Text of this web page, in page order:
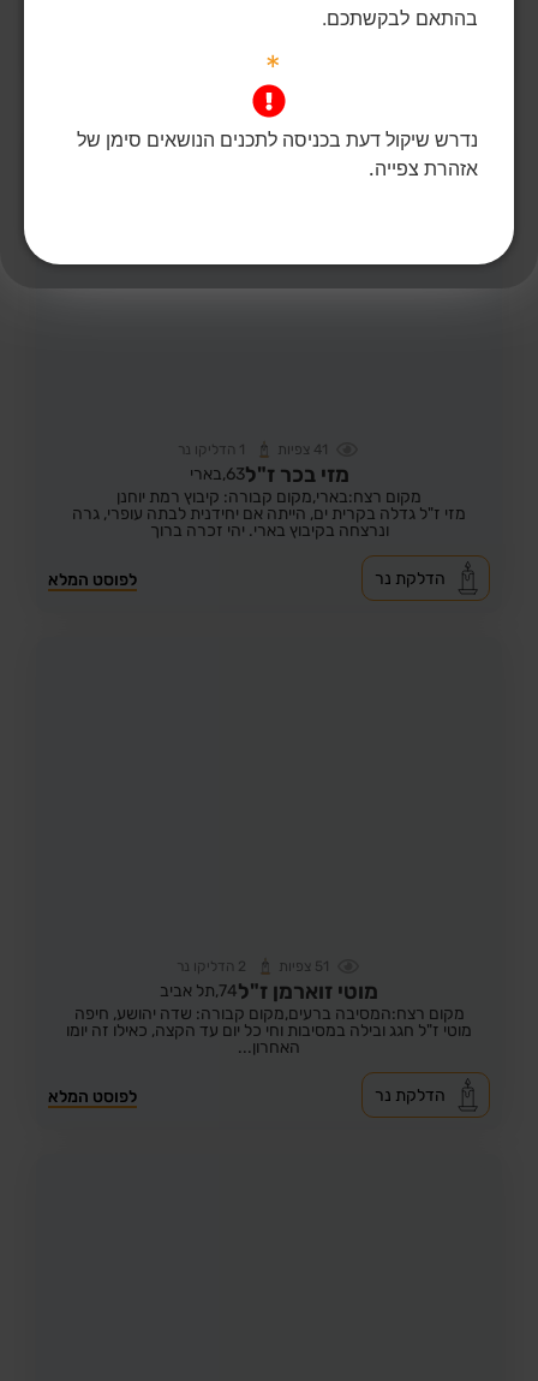
41 צפיות 1 הדליקו נר
מזי בכר ז"ל63, בארי
מקום רצח:בארי,מקום קבורה: קיבוץ רמת יוחנן
מזי ז"ל גדלה בקרית ים, הייתה אם יחידנית לבתה עופרי, גרה
ונרצחה בקיבוץ בארי. יהי זכרה ברוך
לפוסט המלא הדלקת נר
51 צפיות 2 הדליקו נר
מוטי זוארמן ז"ל74, תל אביב
מקום רצח:המסיבה ברעים,מקום קבורה: שדה יהושע, חיפה
מוטי ז"ל חגג ובילה במסיבות וחי כל יום עד הקצה, כאילו זה יומו
האחרון...
לפוסט המלא הדלקת נר
בהתאם לבקשתכם.
*
נדרש שיקול דעת בכניסה לתכנים הנושאים סימן של
אזהרת צפייה.